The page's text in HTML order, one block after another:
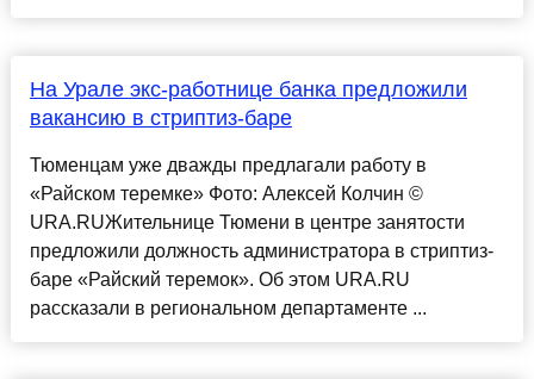
На Урале экс-работнице банка предложили
вакансию в стриптиз-баре
Тюменцам уже дважды предлагали работу в
«Райском теремке» Фото: Алексей Колчин ©
URA.RUЖительнице Тюмени в центре занятости
предложили должность администратора в стриптиз-
баре «Райский теремок». Об этом URA.RU
рассказали в региональном департаменте ...